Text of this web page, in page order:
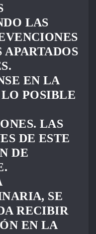
LAS
APARTADOS
EN LA
POSIBLE
LAS
DE ESTE
DE
SE
RECIBIR
EN LA